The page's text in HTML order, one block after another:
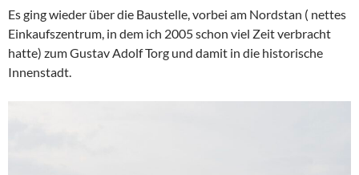
Es ging wieder über die Baustelle, vorbei am Nordstan ( nettes
Einkaufszentrum, in dem ich 2005 schon viel Zeit verbracht
hatte) zum Gustav Adolf Torg und damit in die historische
Innenstadt.